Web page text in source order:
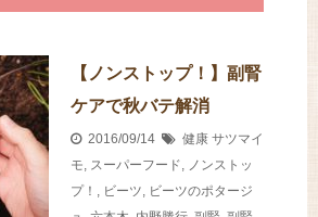
【ノンストップ！】副腎
ケアで秋バテ解消
2016/09/14 健康 サツマイ
モ, スーパーフード, ノンストッ
プ！ , ビーツ, ビーツのポタージ